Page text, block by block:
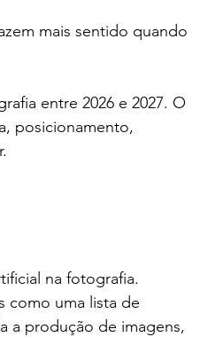
mais sentido quando
entre 2026 e 2027. O
posicionamento,
na fotografia.
como uma lista de
a produção de imagens,